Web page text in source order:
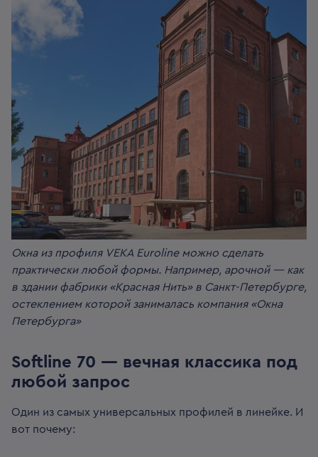
Окна из профиля VEKA Euroline можно сделать
практически любой формы. Например, арочной — как
в здании фабрики «Красная Нить» в Санкт-Петербурге,
остеклением которой занималась компания «Окна
Петербурга»
Softline 70 — вечная классика под
любой запрос
Один из самых универсальных профилей в линейке. И
вот почему: